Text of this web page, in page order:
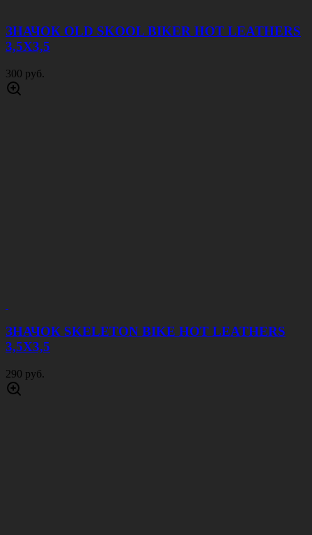
ЗНАЧОК OLD SKOOL BIKER HOT LEATHERS
3,5Х3,5
300 руб.
ЗНАЧОК SKELETON BIKE HOT LEATHERS
3,5Х3,5
290 руб.